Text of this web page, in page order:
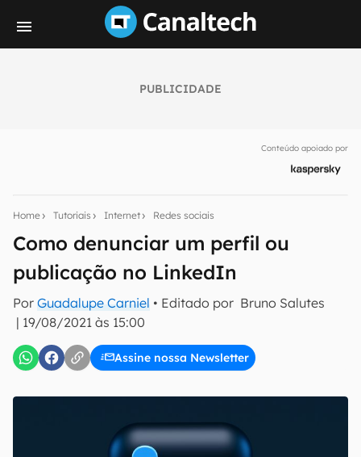
PUBLICIDADE
Conteúdo apoiado por
Home Tutoriais Internet Redes sociais
Como denunciar um perfil ou
publicação no LinkedIn
Por Guadalupe Carniel • Editado por Bruno Salutes
| 19/08/2021 às 15:00
Assine nossa Newsletter
notícias e reviews sobre tecnologia em primeira
inscreva-se
Confirmo que li, aceito e concordo com os